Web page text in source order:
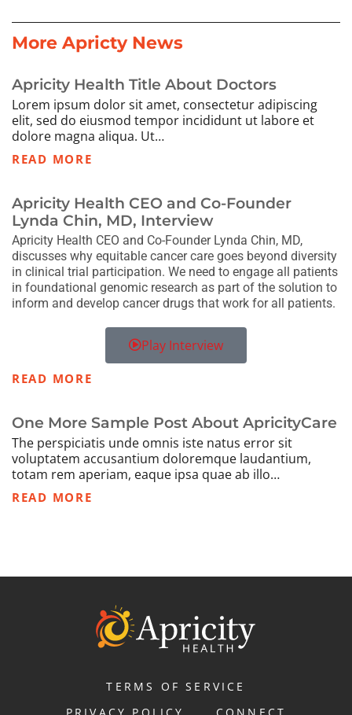
More Apricty News
Apricity Health Title About Doctors
Lorem ipsum dolor sit amet, consectetur adipiscing
elit, sed do eiusmod tempor incididunt ut labore et
dolore magna aliqua. Ut…
READ MORE
Apricity Health CEO and Co-Founder
Lynda Chin, MD, Interview
Apricity Health CEO and Co-Founder Lynda Chin, MD,
discusses why equitable cancer care goes beyond diversity
in clinical trial participation. We need to engage all patients
in foundational genomic research as part of the solution to
inform and develop cancer drugs that work for all patients.
Play Interview
READ MORE
One More Sample Post About ApricityCare
The perspiciatis unde omnis iste natus error sit
voluptatem accusantium doloremque laudantium,
totam rem aperiam, eaque ipsa quae ab illo…
READ MORE
TERMS OF SERVICE